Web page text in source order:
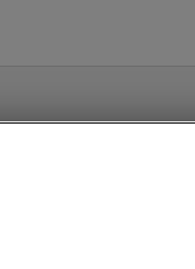
التصميم
تحكم بسهولة
الأساسية